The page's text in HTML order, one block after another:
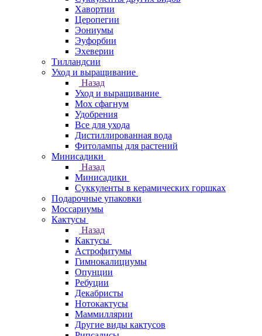
Хавортии
Церопегии
Эониумы
Эуфорбии
Эхеверии
Тилландсии
Уход и выращивание
Назад
Уход и выращивание
Мох сфагнум
Удобрения
Все для ухода
Дистиллированная вода
Фитолампы для растений
Минисадики
Назад
Минисадики
Суккуленты в керамических горшках
Подарочные упаковки
Моссариумы
Кактусы
Назад
Кактусы
Астрофитумы
Гимнокалициумы
Опунции
Ребуции
Декабристы
Нотокактусы
Маммиллярии
Другие виды кактусов